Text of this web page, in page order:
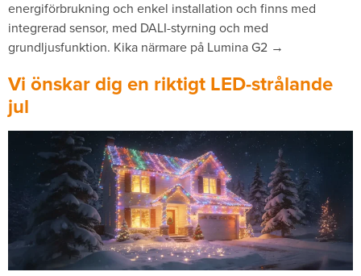
energiförbrukning och enkel installation och finns med
integrerad sensor, med DALI-styrning och med
grundljusfunktion. Kika närmare på Lumina G2 →
Vi önskar dig en riktigt LED-strålande
jul